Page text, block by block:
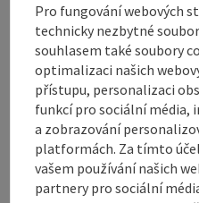
Způsobilost
Bezbariérovost
Moje podniky
Pro fungování webových
technicky nezbytné
souhlasem také soubory
optimalizaci našich
přístupu, personalizaci
funkcí pro sociální média,
a zobrazování
platformách. Za tímto
vašem používání našich
partnery pro sociální